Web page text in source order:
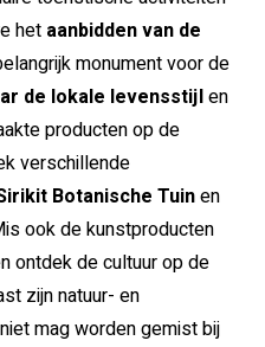
het aanbidden van de
monument voor de
de lokale levensstijlen
producten op de
verschillende
Botanische Tuinen
ook de kunstproducten
ontdek de cultuur op de
zijn natuur- en
mag worden gemist bij